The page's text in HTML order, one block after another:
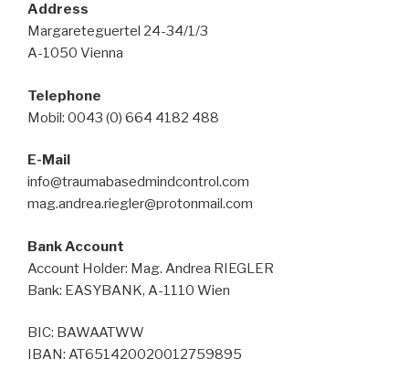
Address
Margareteguertel 24-34/1/3
A-1050 Vienna
Telephone
Mobil: 0043 (0) 664 4182 488
E-Mail
info@traumabasedmindcontrol.com
mag.andrea.riegler@protonmail.com
Bank Account
Account Holder: Mag. Andrea RIEGLER
Bank: EASYBANK, A-1110 Wien
BIC: BAWAATWW
IBAN: AT651420020012759895